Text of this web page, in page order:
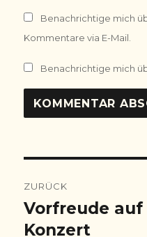
Benachrichtige mich
Kommentare via E-Mail.
Benachrichtige mich
ZURÜCK
Vorheriger
Beitrag:
Vorfreude
Konzert